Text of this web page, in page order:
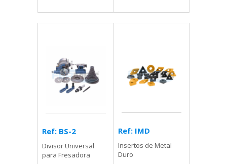
Ref: BS-2
Divisor Universal
para Fresadora
Ref: IMD
Insertos de Metal
Duro